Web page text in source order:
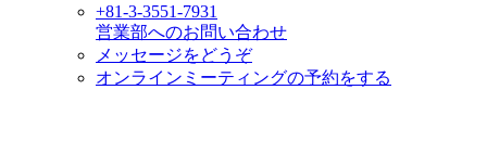
+81-3-3551-7931
営業部へのお問い合わせ
メッセージをどうぞ
オンラインミーティングの予約をする